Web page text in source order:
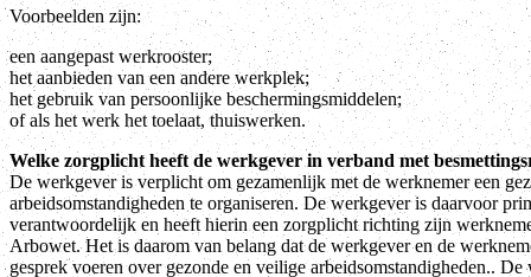
Voorbeelden zijn:
een aangepast werkrooster;
het aanbieden van een andere werkplek;
het gebruik van persoonlijke beschermingsmiddelen;
of als het werk het toelaat, thuiswerken.
Welke zorgplicht heeft de werkgever in verband met
De werkgever is verplicht om gezamenlijk met de werknemer een
arbeidsomstandigheden te organiseren. De werkgever is daarvoor
verantwoordelijk en heeft hierin een zorgplicht richting zijn
Arbowet. Het is daarom van belang dat de werkgever en de
gesprek voeren over gezonde en veilige arbeidsomstandigheden.. De